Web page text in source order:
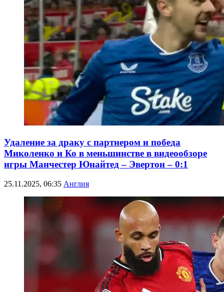
Удаление за драку с партнером и победа
Миколенко и Ко в меньшинстве в видеообзоре
игры Манчестер Юнайтед – Эвертон – 0:1
25.11.2025, 06:35 Англия